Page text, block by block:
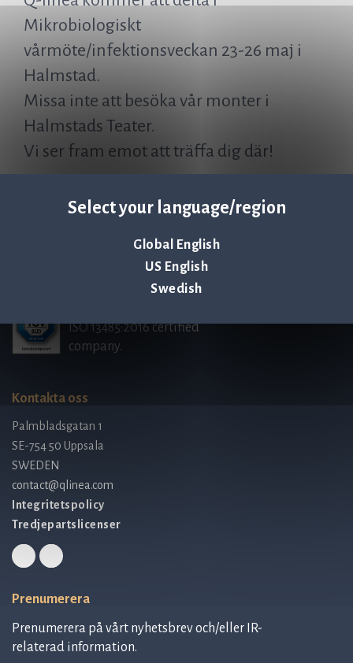
Select your language/region
Global English
US English
Swedish
Mikrobiologiskt
vårmöte/infektionsveckan 23-26 maj i
Halmstad.
Missa inte att besöka vår monter i
Halmstads Teater.
Vi ser fram emot att träffa dig där!
Tillbaka till nyheter & evenemang >
ISO 13485:2016 certified
company.
Kontakta oss
Palmbladsgatan 1
SE-754 50 Uppsala
SWEDEN
contact@qlinea.com
Integritetspolicy
Tredjepartslicenser
Prenumerera
Prenumerera på vårt nyhetsbrev och/eller IR-
relaterad information.